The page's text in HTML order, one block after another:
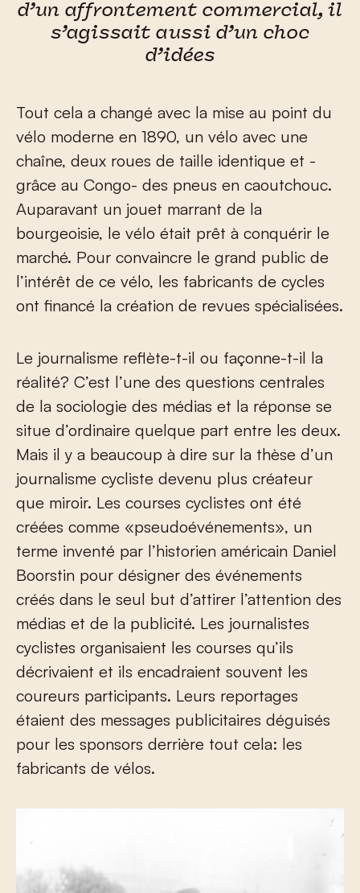
d’un affrontement commercial, il
s’agissait aussi d’un choc
d’idées
Tout cela a changé avec la mise au point du
vélo moderne en 1890, un vélo avec une
chaîne, deux roues de taille identique et -
grâce au Congo- des pneus en caoutchouc.
Auparavant un jouet marrant de la
bourgeoisie, le vélo était prêt à conquérir le
marché. Pour convaincre le grand public de
l’intérêt de ce vélo, les fabricants de cycles
ont financé la création de revues spécialisées.
Le journalisme reflète-t-il ou façonne-t-il la
réalité? C’est l’une des questions centrales
de la sociologie des médias et la réponse se
situe d’ordinaire quelque part entre les deux.
Mais il y a beaucoup à dire sur la thèse d’un
journalisme cycliste devenu plus créateur
que miroir. Les courses cyclistes ont été
créées comme «pseudoévénements», un
terme inventé par l’historien américain Daniel
Boorstin pour désigner des événements
créés dans le seul but d’attirer l’attention des
médias et de la publicité. Les journalistes
cyclistes organisaient les courses qu’ils
décrivaient et ils encadraient souvent les
coureurs participants. Leurs reportages
étaient des messages publicitaires déguisés
pour les sponsors derrière tout cela: les
fabricants de vélos.